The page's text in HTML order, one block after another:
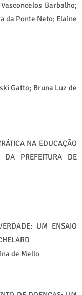
Barbalho;
da Ponte Neto; Elaine
Gatto; Bruna Luz de
NA EDUCAÇÃO
PREFEITURA DE
UM ENSAIO
de Mello